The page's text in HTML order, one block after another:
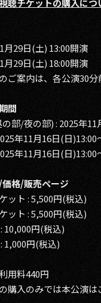
聴チケットの購入につ
月29日(土) 13:00開演
月29日(土) 18:00開演
ご案内は、各公演30分
間
部/夜の部) : 2025年
年11月16日(日
年11月16日(日
格/販売ページ
ット : 5,500円(税込)
ット : 5,500円(税込)
円(税込)
円(税込)
用料440円
購入のみでは本公演は